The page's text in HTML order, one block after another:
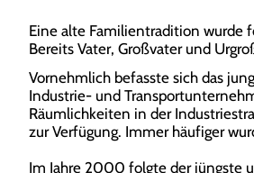
Eine alte Familientradition wurde
Bereits Vater, Großvater und
Vornehmlich befasste sich das
Industrie- und
Räumlichkeiten in der
zur Verfügung. Immer häufiger
Im Jahre 2000 folgte der jüngste